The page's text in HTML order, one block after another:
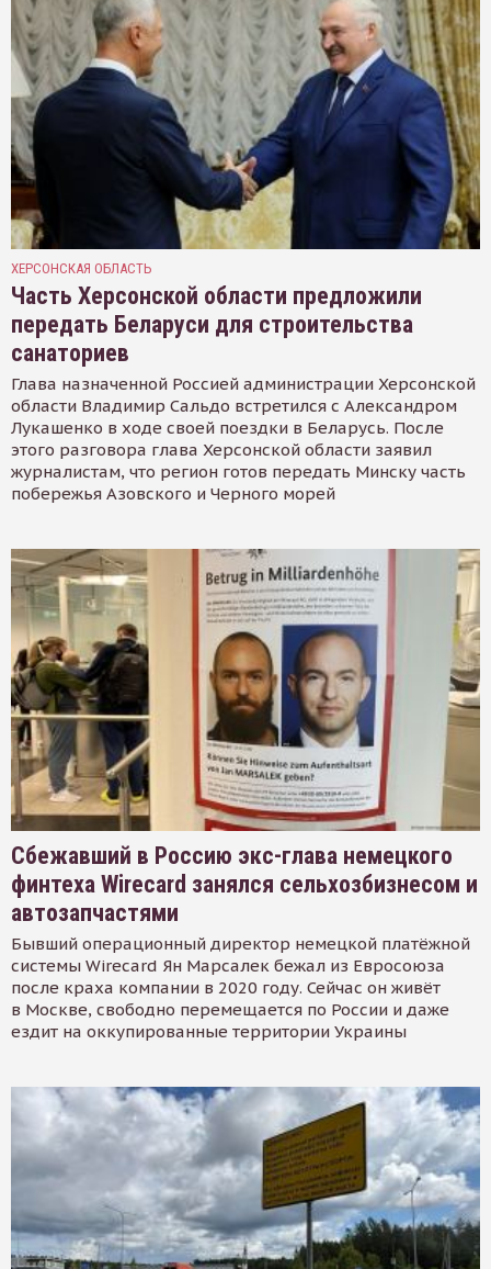
ХЕРСОНСКАЯ ОБЛАСТЬ
Часть Херсонской области предложили
передать Беларуси для строительства
санаториев
Глава назначенной Россией администрации Херсонской
области Владимир Сальдо встретился с Александром
Лукашенко в ходе своей поездки в Беларусь. После
этого разговора глава Херсонской области заявил
журналистам, что регион готов передать Минску часть
побережья Азовского и Черного морей
Сбежавший в Россию экс-глава немецкого
финтеха Wirecard занялся сельхозбизнесом и
автозапчастями
Бывший операционный директор немецкой платёжной
системы Wirecard Ян Марсалек бежал из Евросоюза
после краха компании в 2020 году. Сейчас он живёт
в Москве, свободно перемещается по России и даже
ездит на оккупированные территории Украины